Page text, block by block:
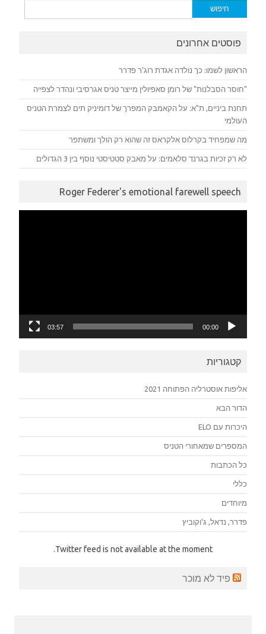
חיפוש:
פוסטים אחרונים
הראשון לשמו: כך נולדה אגדת רוג'ר פדרר
"חוסר הסבלנות" של רומן סאפיולין מייצר טניס אגרסיבי ונהדר לצפייה
תחנת ביניים, ת"א: על הקאמבק המפרך של דומיניק תים לצמרת הטניס
העולמי
מה שמפחיד בקרלוס אלקראס זה שהוא רק הולך ומשתפר
לא רק זכיות בגרנד סלאמים: על מאבק סטטיסטי נוסף בין 3 הגדולים
Roger Federer's emotional farewell speech
00:00
03:57
קטגוריות
אליפות אוסטרליה הפתוחה 2021
הדור הבא
היכרות עם ELO
המספרים שמאחורי הטניס
כל הכתבות
כללי
מיוחדים
פדרר, נדאל, ג'וקוביץ
Twitter feed is not available at the moment.
פיד לא מוכר